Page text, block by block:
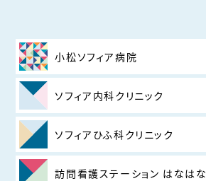
小松ソフィア病院
ソフィア内科クリニック
ソフィアひふ科クリニック
訪問看護ステーション はなはな